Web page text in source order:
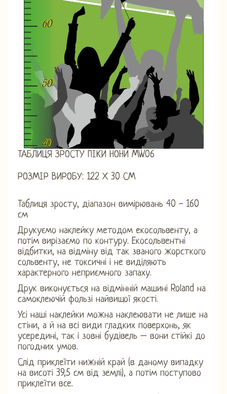
ТАБЛИЦЯ ЗРОСТУ ПІКИ НОНИ MW06
РОЗМІР ВИРОБУ: 122 Х 30 СМ
Таблиця зросту, діапазон вимірювань 40 - 160
см
Друкуємо наклейку методом екосольвенту, а
потім вирізаємо по контуру. Екосольвентні
відбитки, на відміну від так званого жорсткого
сольвенту, не токсичні і не виділяють
характерного неприємного запаху.
Друк виконується на відмінній машині Roland на
самоклеючій фользі найвищої якості.
Усі наші наклейки можна наклеювати не лише на
стіни, а й на всі види гладких поверхонь, як
усередині, так і зовні будівель – вони стійкі до
погодних умов.
Слід приклеїти нижній край (в даному випадку
на висоті 39,5 см від землі), а потім поступово
приклеїти все.